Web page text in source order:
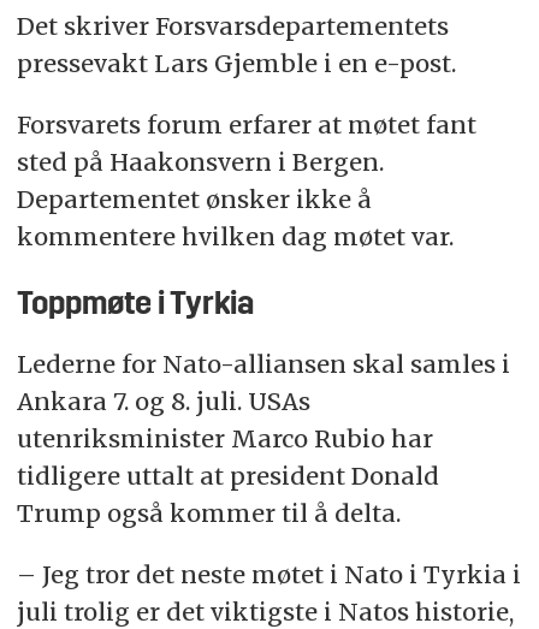
Det skriver Forsvarsdepartementets
pressevakt Lars Gjemble i en e-post.
Forsvarets forum erfarer at møtet fant
sted på Haakonsvern i Bergen.
Departementet ønsker ikke å
kommentere hvilken dag møtet var.
Toppmøte i Tyrkia
Lederne for Nato-alliansen skal samles i
Ankara 7. og 8. juli. USAs
utenriksminister Marco Rubio har
tidligere uttalt at president Donald
Trump også kommer til å delta.
– Jeg tror det neste møtet i Natoi Tyrkia i
juli trolig er det viktigste i Natos historie,